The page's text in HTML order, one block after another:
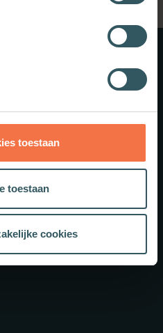
toestaan
toestaan
cookies